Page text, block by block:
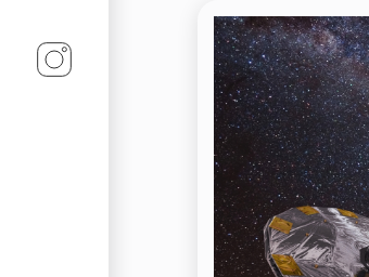
Linz-Termine auf Instagram